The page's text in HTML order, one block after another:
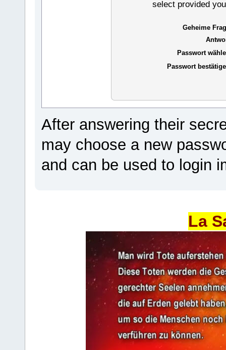
select provided
Geheime
Passwort
Passwort
After answering their
may choose a new
and can be used to login
La